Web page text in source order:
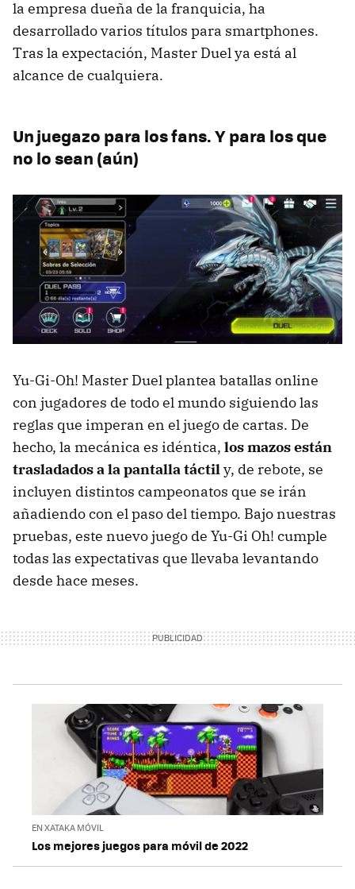
la empresa dueña de la franquicia, ha
desarrollado varios títulos para smartphones.
Tras la expectación, Master Duel ya está al
alcance de cualquiera.
Un juegazo para los fans. Y para los que
no lo sean (aún)
Yu-Gi-Oh! Master Duel plantea batallas online
con jugadores de todo el mundo siguiendo las
reglas que imperan en el juego de cartas. De
hecho, la mecánica es idéntica, los mazos están
trasladados a la pantalla táctily, de rebote, se
incluyen distintos campeonatos que se irán
añadiendo con el paso del tiempo. Bajo nuestras
pruebas, este nuevo juego de Yu-Gi Oh! cumple
todas las expectativas que llevaba levantando
desde hace meses.
EN XATAKA MÓVIL
Los mejores juegos para móvil de 2022